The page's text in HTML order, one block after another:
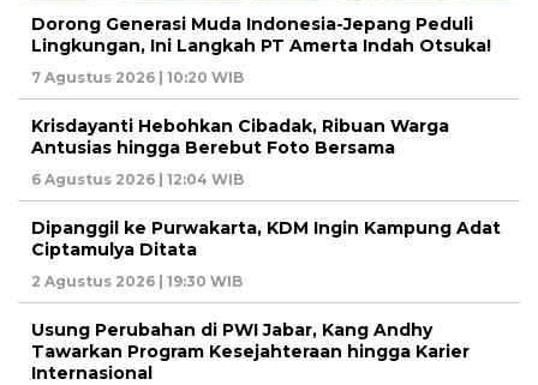
Dorong Generasi Muda Indonesia-Jepang Peduli
Lingkungan, Ini Langkah PT Amerta Indah Otsuka!
7 Agustus 2026 | 10:20 WIB
Krisdayanti Hebohkan Cibadak, Ribuan Warga
Antusias hingga Berebut Foto Bersama
6 Agustus 2026 | 12:04 WIB
Dipanggil ke Purwakarta, KDM Ingin Kampung Adat
Ciptamulya Ditata
2 Agustus 2026 | 19:30 WIB
Usung Perubahan di PWI Jabar, Kang Andhy
Tawarkan Program Kesejahteraan hingga Karier
Internasional